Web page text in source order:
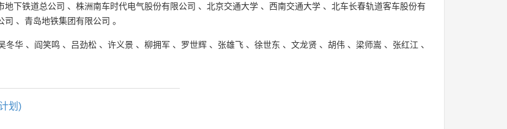
地下铁道总公司 、 株洲南车时代电气股份有限公司 、 北京交通大学 、 西南交通大学 、 北车长春轨道客车股份有
司 、 青岛地铁集团有限公司 。
冬华 、 阎笑鸣 、 吕劲松 、 许义景 、 柳拥军 、 罗世辉 、 张雄飞 、 徐世东 、 文龙贤 、 胡伟 、 梁师嵩 、 张红江 、
划)